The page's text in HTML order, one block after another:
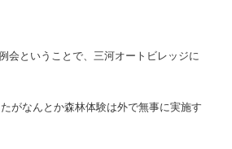
会ということで、三河オートビレッジに
がなんとか森林体験は外で無事に実施す